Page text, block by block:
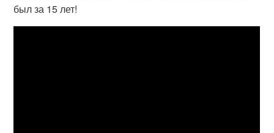
был за 15 лет!